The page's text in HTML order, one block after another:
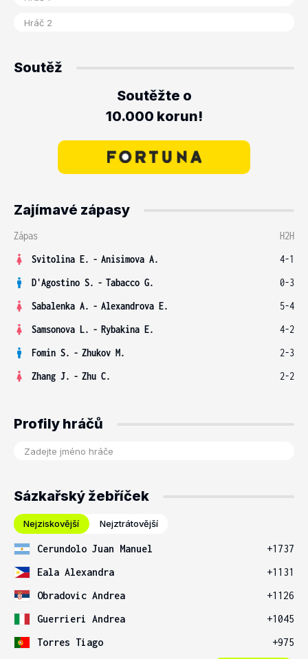
Soutěž
Soutěžte o
10.000 korun!
Zajímavé zápasy
Zápas
H2H
Svitolina E. - Anisimova A.
4-1
D'Agostino S. - Tabacco G.
0-3
Sabalenka A. - Alexandrova E.
5-4
Samsonova L. - Rybakina E.
4-2
Fomin S. - Zhukov M.
2-3
Zhang J. - Zhu C. 2-2
Profily hráčů
Sázkařský žebříček
Nejziskovější Nejztrátovější
Cerundolo Juan Manuel
+1737
Eala Alexandra
+1131
Obradovic Andrea
+1126
Guerrieri Andrea
+1045
Torres Tiago
+975